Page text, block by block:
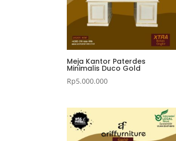
Meja Kantor Paterdes
Minimalis Duco Gold
Rp5.000.000